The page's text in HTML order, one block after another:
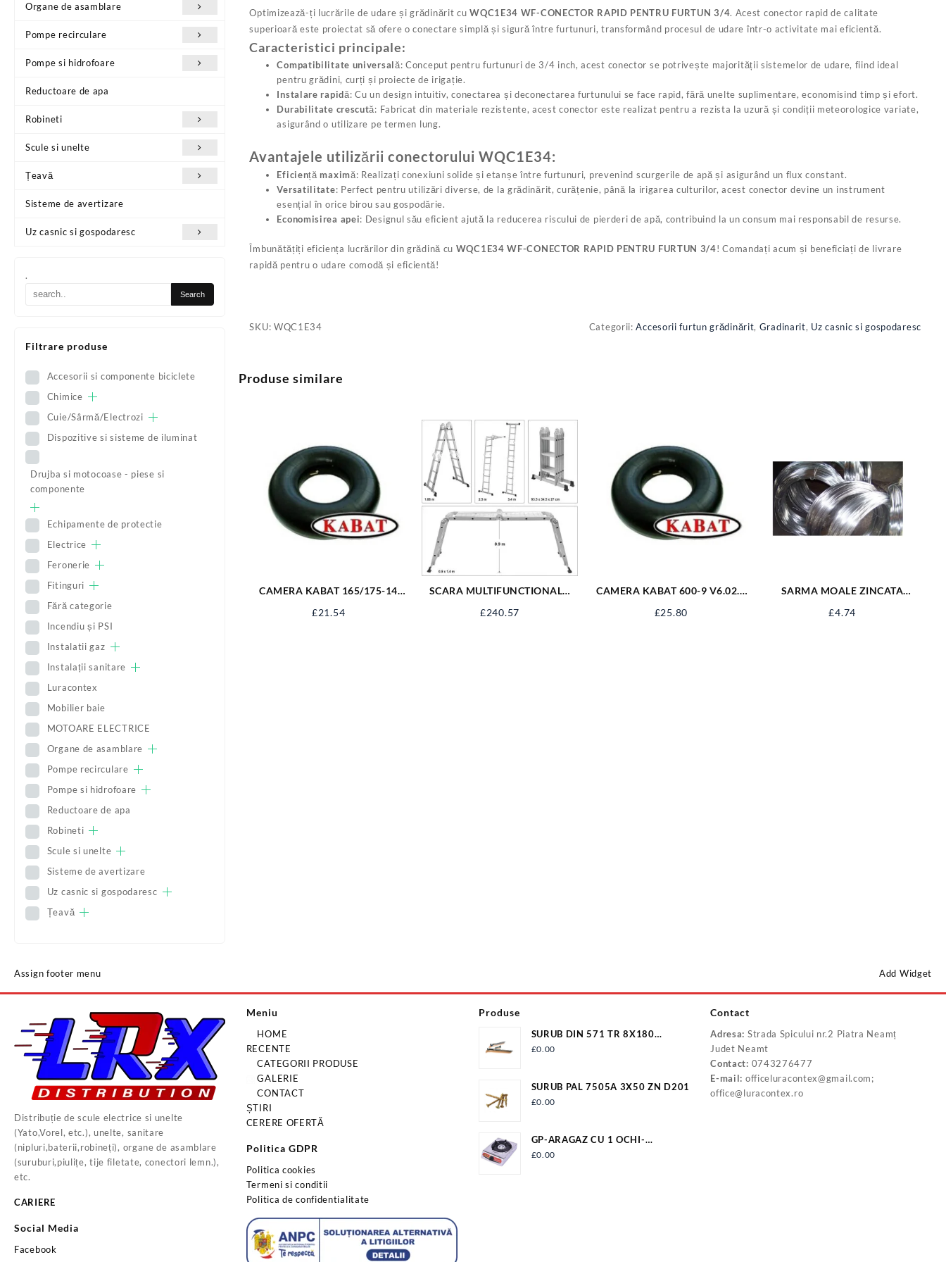
Organe de asamblare
Pompe recirculare
Pompe si hidrofoare
Reductoare de apa
Robineti
Scule si unelte
Țeavă
Sisteme de avertizare
Uz casnic si gospodaresc
.
Filtrare produse
Accesorii si componente biciclete
Chimice
Cuie/Sârmă/Electrozi
Dispozitive si sisteme de iluminat
Drujba si motocoase - piese si
componente
Echipamente de protectie
Electrice
Feronerie
Fitinguri
Fără categorie
Incendiu și PSI
Instalatii gaz
Instalații sanitare
Luracontex
Mobilier baie
MOTOARE ELECTRICE
Organe de asamblare
Pompe recirculare
Pompe si hidrofoare
Reductoare de apa
Robineti
Scule si unelte
Sisteme de avertizare
Uz casnic si gospodaresc
Țeavă
Optimizează-ți lucrările de udare și grădinărit cuWQC1E34 WF-CONECTOR RAPID PENTRU FURTUN 3/4. Acest conector rapid de calitate
superioară este proiectat să ofere o conectare simplă și sigură între furtunuri, transformând procesul de udare într-o activitate mai eficientă.
Caracteristici principale:
Compatibilitate universală: Conceput pentru furtunuri de 3/4 inch, acest conector se potrivește majorității sistemelor de udare, fiind ideal
pentru grădini, curți și proiecte de irigație.
Instalare rapidă: Cu un design intuitiv, conectarea și deconectarea furtunului se face rapid, fără unelte suplimentare, economisind timp și efort.
Durabilitate crescută: Fabricat din materiale rezistente, acest conector este realizat pentru a rezista la uzură și condiții meteorologice variate,
asigurând o utilizare pe termen lung.
Avantajele utilizării conectorului WQC1E34:
Eficiență maximă: Realizați conexiuni solide și etanșe între furtunuri, prevenind scurgerile de apă și asigurând un flux constant.
Versatilitate: Perfect pentru utilizări diverse, de la grădinărit, curățenie, până la irigarea culturilor, acest conector devine un instrument
esențial în orice birou sau gospodărie.
Economisirea apei: Designul său eficient ajută la reducerea riscului de pierderi de apă, contribuind la un consum mai responsabil de resurse.
Îmbunătățiți eficiența lucrărilor din grădină cu WQC1E34 WF-CONECTOR RAPID PENTRU FURTUN 3/4! Comandați acum și beneficiați de livrare
rapidă pentru o udare comodă și eficientă!
SKU: WQC1E34 Categorii:Accesorii furtun grădinărit, Gradinarit, Uz casnic si gospodaresc
Produse similare
CAMERA KABAT 165/175-14
£21.54
SCARA MULTIFUNCTIONALA
£240.57
CAMERA KABAT 600-9 V6.02.2
£25.80
SARMA MOALE ZINCATA
£4.74
Assign footer menu Add Widget
Distribuție de scule electrice si unelte
(Yato,Vorel, etc.), unelte, sanitare
(nipluri,baterii,robineți), organe de asamblare
(suruburi,piulițe, tije filetate, conectori lemn.),
etc.
CARIERE
Social Media
Facebook
Meniu
HOME
RECENTE
CATEGORII PRODUSE
GALERIE
CONTACT
ȘTIRI
CERERE OFERTĂ
Politica GDPR
Politica cookies
Termeni si conditii
Politica de confidentialitate
Produse
SURUB DIN 571 TR 8X180
ZN/100 S571M8X180
£0.00
SURUB PAL 7505A 3X50 ZN D201
£0.00
GP-ARAGAZ CU 1 OCHI-
APRINDERE QUARTZ
£0.00
Contact
Adresa: Strada Spicului nr.2 Piatra Neamț
Judet Neamt
Contact: 0743276477
E-mail: officeluracontex@gmail.com;
office@luracontex.ro